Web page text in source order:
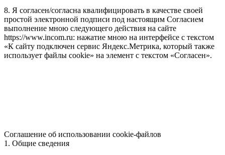
8. Я согласен/согласна квалифицировать в качестве своей
простой электронной подписи под настоящим Согласием
выполнение мною следующего действия на сайте
https://www.incom.ru: нажатие мною на интерфейсе с текстом
«К сайту подключен сервис Яндекс.Метрика, который также
использует файлы cookie» на элемент с текстом «Согласен».
Соглашение об использовании cookie-файлов
1. Общие сведения